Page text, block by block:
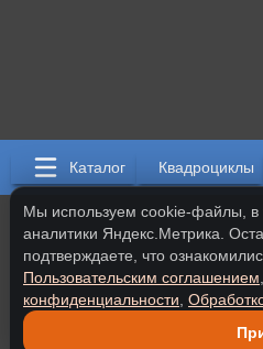
Каталог Квадроциклы
Мы используем cookie-файлы, в
аналитики Яндекс.Метрика.
подтверждаете, что
Пользовательским соглашением
конфиденциальности